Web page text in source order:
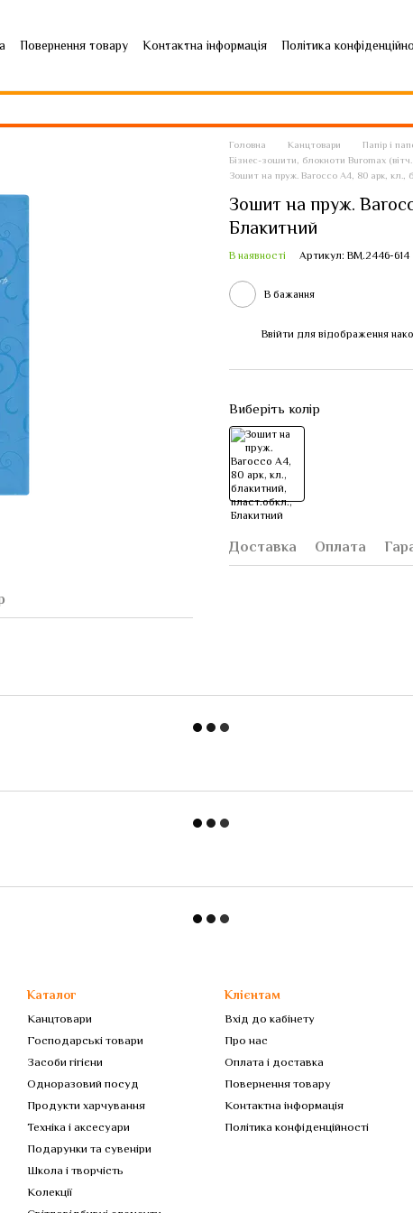
Повернення товару Контактна інформація Політика
Головна Канцтовари Папір і
Бізнес-зошити, блокноти Buromax (вітч.
Зошит на пруж. Barocco А4, 80 арк, кл.,
Зошит на пруж.
Блакитний
В наявності Артикул: BM.2446-614
В бажання
Ввійти для відображення
Виберіть колір
Доставка Оплата
Каталог
Канцтовари
Господарські товари
Засоби гігієни
Одноразовий посуд
Продукти харчування
Техніка і аксесуари
Подарунки та сувеніри
Школа і творчість
Колекції
Клієнтам
Вхід до кабінету
Про нас
Оплата і доставка
Повернення товару
Контактна інформація
Політика конфіденційності